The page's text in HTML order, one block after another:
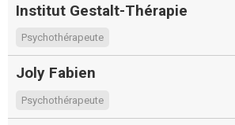
Institut Gestalt-Thérapie
Psychothérapeute
Joly Fabien
Psychothérapeute